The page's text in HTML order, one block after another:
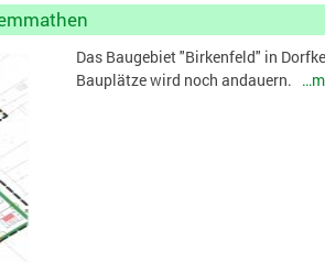
Das Baugebiet "Birkenfeld" in
Bauplätze wird noch andauern.